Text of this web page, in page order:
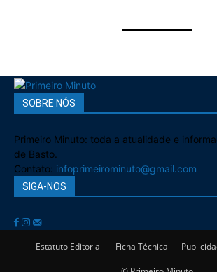
SOBRE NÓS
Primeiro Minuto: toda a atualidade e
de Basto.
Contato: infoprimeirominuto@gmail.com
SIGA-NOS
Estatuto Editorial Ficha Técnica